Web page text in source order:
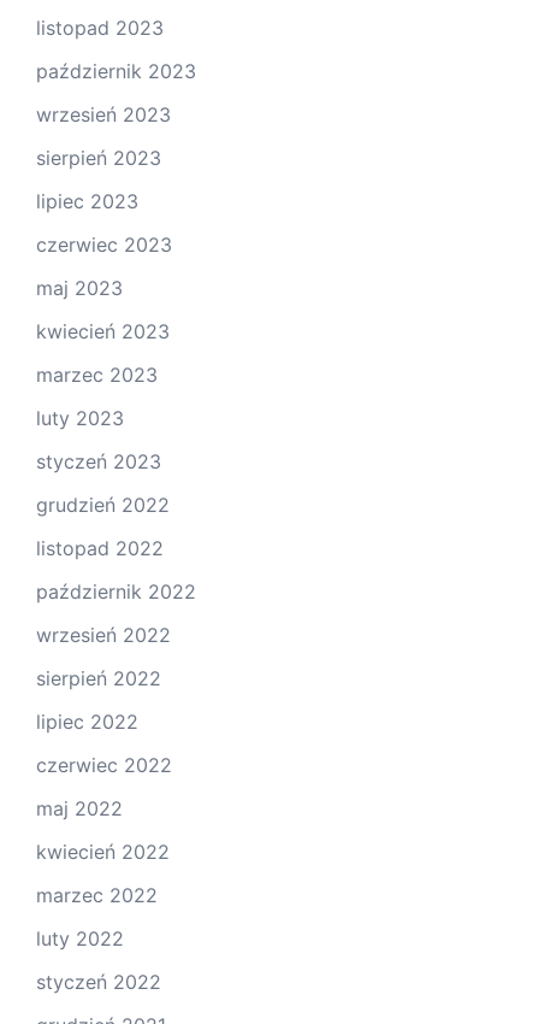
listopad 2023
październik 2023
wrzesień 2023
sierpień 2023
lipiec 2023
czerwiec 2023
maj 2023
kwiecień 2023
marzec 2023
luty 2023
styczeń 2023
grudzień 2022
listopad 2022
październik 2022
wrzesień 2022
sierpień 2022
lipiec 2022
czerwiec 2022
maj 2022
kwiecień 2022
marzec 2022
luty 2022
styczeń 2022